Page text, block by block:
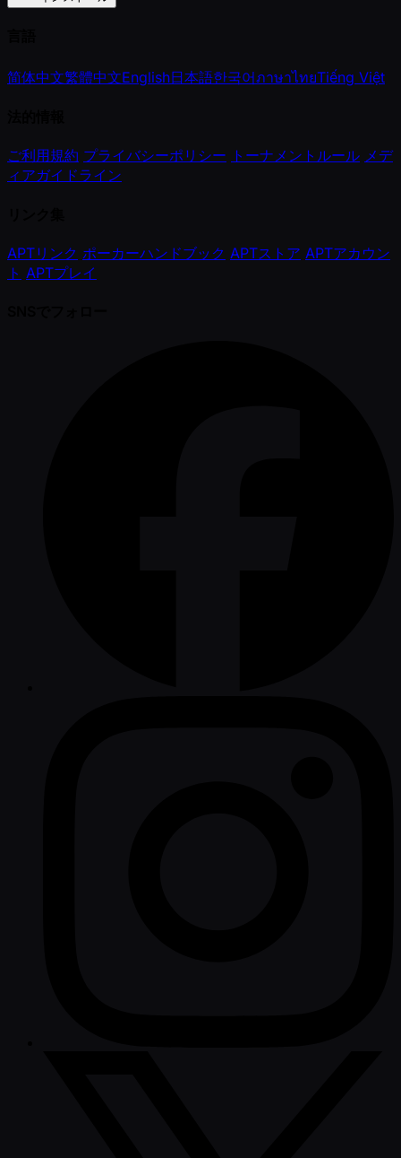
简体中文繁體中文English日本語한국어ภาษาไทยTiếng Việt
ご利用規約 プライバシーポリシー トーナメントルール メデ
ィアガイドライン
APTリンク ポーカーハンドブック APTストア APTアカウン
ト APTプレイ